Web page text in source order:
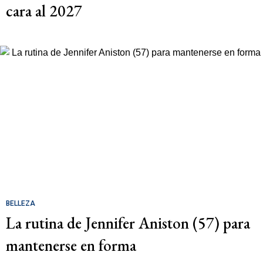
cara al 2027
BELLEZA
La rutina de Jennifer Aniston (57) para
mantenerse en forma